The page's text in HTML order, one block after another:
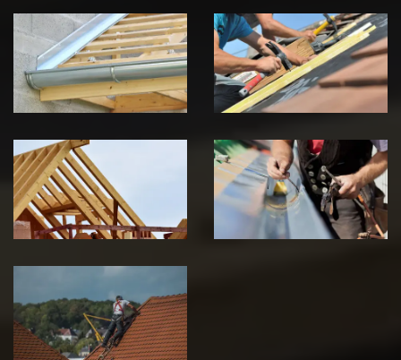
Pose de
Chéneau 39
Jura
Réparation de
toiture 39
Jura
Traitement de
charpente 39
Jura
Travaux de
zinguerie 39
Jura
Urgence fuite
de toiture 39
Jura